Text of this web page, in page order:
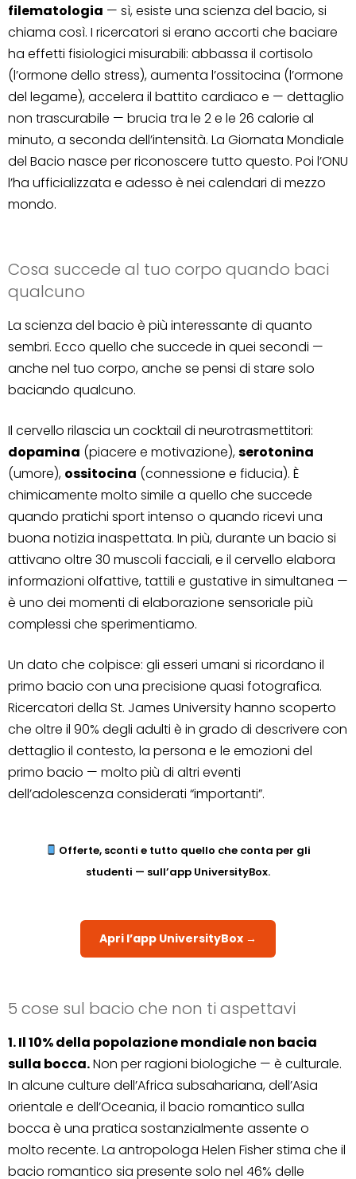
filematologia — sì, esiste una scienza del bacio, si
chiama così. I ricercatori si erano accorti che baciare
ha effetti fisiologici misurabili: abbassa il cortisolo
(l’ormone dello stress), aumenta l’ossitocina (l’ormone
del legame), accelera il battito cardiaco e — dettaglio
non trascurabile — brucia tra le 2 e le 26 calorie al
minuto, a seconda dell’intensità. La Giornata Mondiale
del Bacio nasce per riconoscere tutto questo. Poi l’ONU
l’ha ufficializzata e adesso è nei calendari di mezzo
mondo.
Cosa succede al tuo corpo quando baci
qualcuno
La scienza del bacio è più interessante di quanto
sembri. Ecco quello che succede in quei secondi —
anche nel tuo corpo, anche se pensi di stare solo
baciando qualcuno.
Il cervello rilascia un cocktail di neurotrasmettitori:
dopamina (piacere e motivazione),serotonina
(umore), ossitocina (connessione e fiducia). È
chimicamente molto simile a quello che succede
quando pratichi sport intenso o quando ricevi una
buona notizia inaspettata. In più, durante un bacio si
attivano oltre 30 muscoli facciali, e il cervello elabora
informazioni olfattive, tattili e gustative in simultanea —
è uno dei momenti di elaborazione sensoriale più
complessi che sperimentiamo.
Un dato che colpisce: gli esseri umani si ricordano il
primo bacio con una precisione quasi fotografica.
Ricercatori della St. James University hanno scoperto
che oltre il 90% degli adulti è in grado di descrivere con
dettaglio il contesto, la persona e le emozioni del
primo bacio — molto più di altri eventi
dell’adolescenza considerati “importanti”.
Offerte, sconti e tutto quello che conta per gli
studenti — sull’app UniversityBox.
Apri l’app UniversityBox →
5 cose sul bacio che non ti aspettavi
1. Il 10% della popolazione mondiale non bacia
sulla bocca.Non per ragioni biologiche — è culturale.
In alcune culture dell’Africa subsahariana, dell’Asia
orientale e dell’Oceania, il bacio romantico sulla
bocca è una pratica sostanzialmente assente o
molto recente. La antropologa Helen Fisher stima che il
bacio romantico sia presente solo nel 46% delle